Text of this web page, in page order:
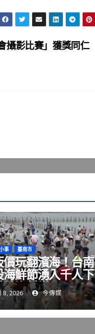
攝影比賽」獲獎同仁
事 臺南市
價玩翻濱海！台南
海鮮節湧入千人下
驗漁村樂
8, 2026 今傳媒